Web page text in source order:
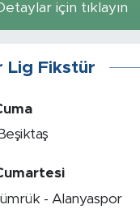
için tıklayın
Lig Fikstür
- Alanyaspor